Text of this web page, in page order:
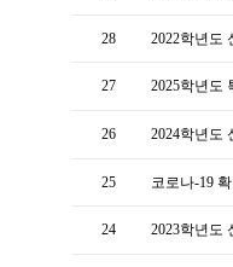
28 2022학년도
27 2025학년도
26 2024학년도
25 코로나-19
24 2023학년도